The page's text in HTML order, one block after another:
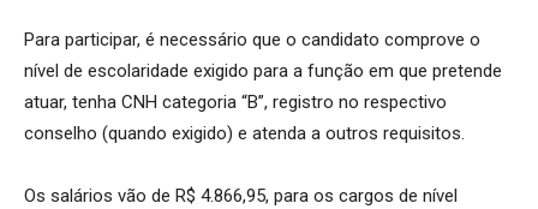
Para participar, é necessário que o candidato comprove o
nível de escolaridade exigido para a função em que pretende
atuar, tenha CNH categoria “B”, registro no respectivo
conselho (quando exigido) e atenda a outros requisitos.
Os salários vão de R$ 4.866,95, para os cargos de nível